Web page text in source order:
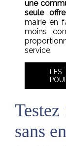
une
seule
mairie en
moins
service.
sans